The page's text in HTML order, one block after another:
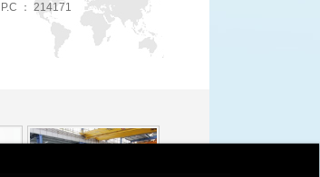
P.C ： 214171